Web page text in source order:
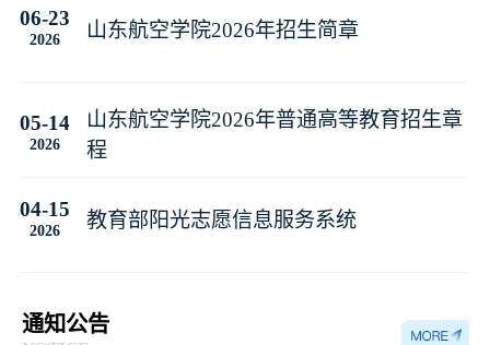
06-23
2026 山东航空学院2026年招生简章
05-14
2026
山东航空学院2026年普通高等教育招生章
程
04-15
2026 教育部阳光志愿信息服务系统
通知公告